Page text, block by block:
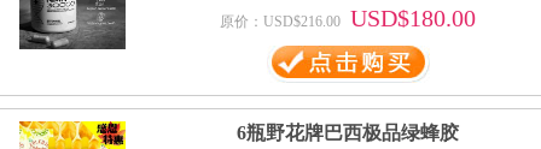
原价：USD$216.00 USD$180.00
6瓶野花牌巴西极品绿蜂胶